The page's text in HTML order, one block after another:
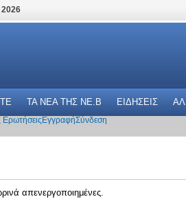
2026
ΤΑ ΝΕΑ THΣ NE.B ΕΙΔΗΣΕΙΣ
Ερωτήσεις ΕγγραφήΣύνδεση
απενεργοποιημένες.